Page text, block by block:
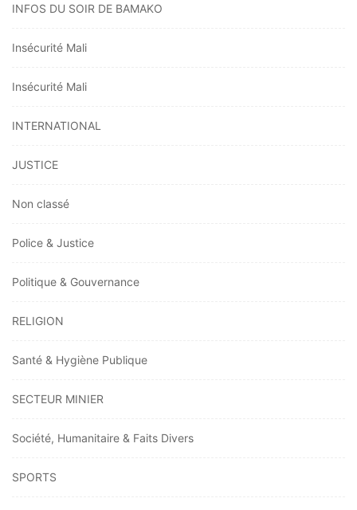
INFOS DU SOIR DE BAMAKO
Insécurité Mali
Insécurité Mali
INTERNATIONAL
JUSTICE
Non classé
Police & Justice
Politique & Gouvernance
RELIGION
Santé & Hygiène Publique
SECTEUR MINIER
Société, Humanitaire & Faits Divers
SPORTS